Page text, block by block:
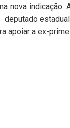
nova indicação.
apoiar a ex-